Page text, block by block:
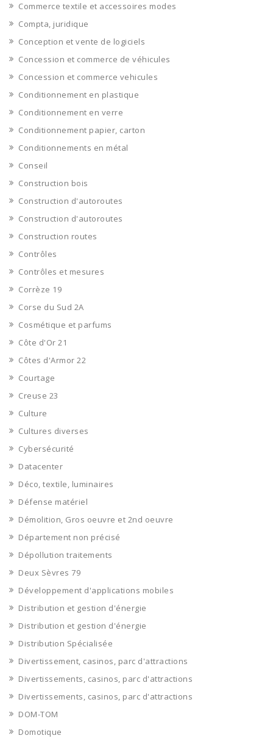
Commerce textile et accessoires modes
Compta, juridique
Conception et vente de logiciels
Concession et commerce de véhicules
Concession et commerce vehicules
Conditionnement en plastique
Conditionnement en verre
Conditionnement papier, carton
Conditionnements en métal
Conseil
Construction bois
Construction d'autoroutes
Construction d'autoroutes
Construction routes
Contrôles
Contrôles et mesures
Corrèze 19
Corse du Sud 2A
Cosmétique et parfums
Côte d'Or 21
Côtes d'Armor 22
Courtage
Creuse 23
Culture
Cultures diverses
Cybersécurité
Datacenter
Déco, textile, luminaires
Défense matériel
Démolition, Gros oeuvre et 2nd oeuvre
Département non précisé
Dépollution traitements
Deux Sèvres 79
Développement d'applications mobiles
Distribution et gestion d'énergie
Distribution et gestion d'énergie
Distribution Spécialisée
Divertissement, casinos, parc d'attractions
Divertissements, casinos, parc d'attractions
Divertissements, casinos, parc d'attractions
DOM-TOM
Domotique